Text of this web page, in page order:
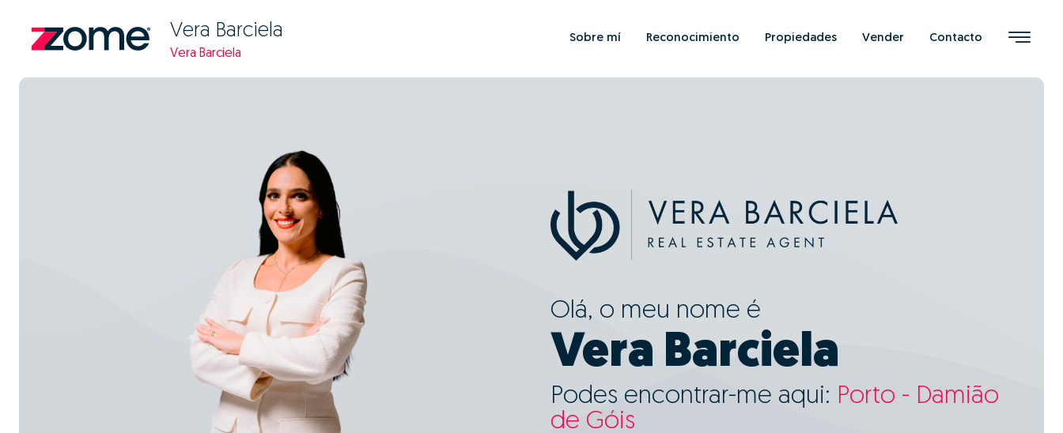
Vera Barciela
Vera Barciela
Sobre mí Reconocimiento Propiedades Vender Contacto
Olá, o meu nome é
Vera Barciela
Podes encontrar-me aqui: Porto - Damião
de Góis